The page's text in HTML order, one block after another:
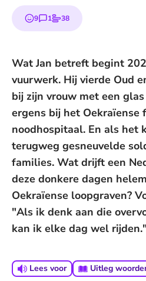
9
emojis
1
reactie
38
stem
Wat Jan betreft begint
vuurwerk. Hij vierde Oud
bij zijn vrouw met een
ergens bij het Oekraïense
noodhospitaal. En als het
terugweg gesneuvelde
families. Wat drijft een
deze donkere dagen
Oekraïense loopgraven?
"Als ik denk aan die
kan ik elke dag wel rijden."
Lees voor Uitleg